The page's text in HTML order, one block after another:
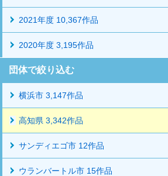
2021年度 10,367作品
2020年度 3,195作品
団体で絞り込む
横浜市 3,147作品
高知県 3,342作品
サンディエゴ市 12作品
ウランバートル市 15作品